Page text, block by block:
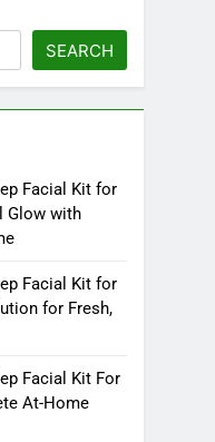
SEARCH
Facial Kit for
Glow with
Facial Kit for
for Fresh,
Facial Kit For
At-Home